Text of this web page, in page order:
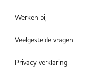
Werken bij
Veelgestelde vragen
Privacy verklaring